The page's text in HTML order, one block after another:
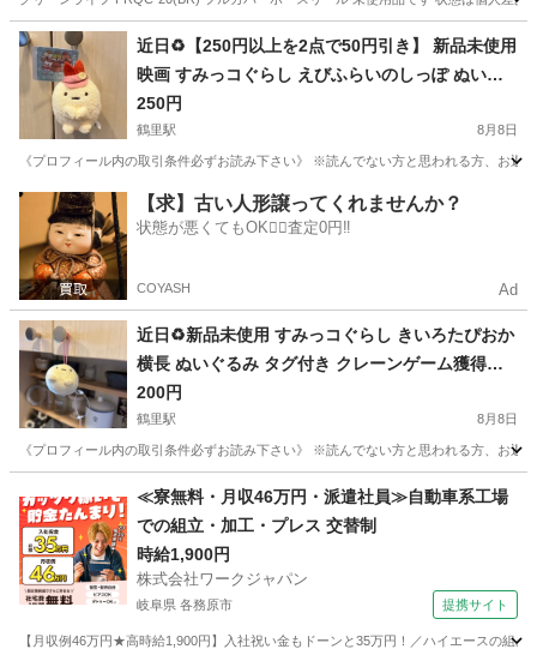
愛知 安城市 三河安城駅 その他 グリーン
近日♻️【250円以上を2点で50円引き】 新品未使用
映画 すみっコぐらし えびふらいのしっぽ ぬいぐ
るみ タグ付き クレーンゲーム獲得品❁¨̮
250円
鶴里駅 8月8日
《プロフィール内の取引条件必ずお読み下さい》 ※読んでない方と思われる方、お
愛知 名古屋市 鶴里駅 その他 すみっコぐらし
【求】古い人形譲ってくれませんか？
状態が悪くてもOK🙆‍♀️査定0円‼️
COYASH Ad
近日♻️新品未使用 すみっコぐらし きいろたぴおか
横長 ぬいぐるみ タグ付き クレーンゲーム獲得品❁
¨̮
200円
鶴里駅 8月8日
《プロフィール内の取引条件必ずお読み下さい》 ※読んでない方と思われる方、お
鶴里駅 その他 すみっコぐらし
≪寮無料・月収46万円・派遣社員≫自動車系工場
での組立・加工・プレス 交替制
時給1,900円
株式会社ワークジャパン
岐阜県 各務原市 提携サイト
【月収例46万円★高時給1,900円】入社祝い金もドーンと35万円！／ハイエースの組